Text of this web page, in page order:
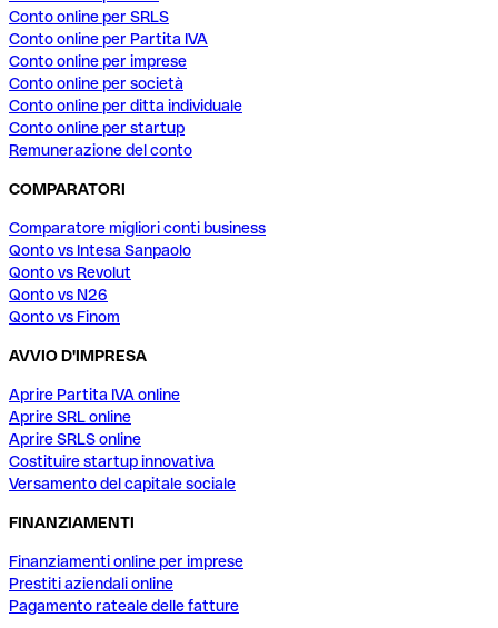
Conto online per SRLS
Conto online per Partita IVA
Conto online per imprese
Conto online per società
Conto online per ditta individuale
Conto online per startup
Remunerazione del conto
COMPARATORI
Comparatore migliori conti business
Qonto vs Intesa Sanpaolo
Qonto vs Revolut
Qonto vs N26
Qonto vs Finom
AVVIO D'IMPRESA
Aprire Partita IVA online
Aprire SRL online
Aprire SRLS online
Costituire startup innovativa
Versamento del capitale sociale
FINANZIAMENTI
Finanziamenti online per imprese
Prestiti aziendali online
Pagamento rateale delle fatture